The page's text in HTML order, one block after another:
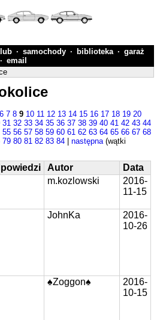
· samochody · biblioteka · garaż
· email
6 7 8 9 10 11 12 13 14 15 16 17 18 19 20
31 32 33 34 35 36 37 38 39 40 41 42 43 44
55 56 57 58 59 60 61 62 63 64 65 66 67 68
79 80 81 82 83 84 następna(wątki
Autor
Data
m.kozlowski
2016-
11-15
JohnKa
2016-
10-26
♠Zoggon♠
2016-
10-15